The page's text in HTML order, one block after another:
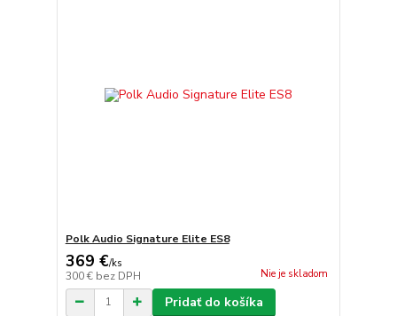
Polk Audio Signature Elite ES8
369 €/ks
300 € bez DPH Nie je skladom
Pridať do košíka